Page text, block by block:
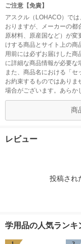
ご注意【免責】
アスクル（LOHACO）で
おりますが、メーカーの都
原材料、原産国など）が変
けする商品とサイト上の商
用前には必ずお届けした商
に詳細な商品情報が必要な
また、商品名における「
お約束するものではありま
場合がございます。あらか
商
レビュー
投稿され
学用品の人気ランキ